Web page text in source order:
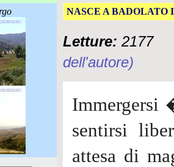
NASCE A BADOLATO
Letture: 2177
dell'autore)
Immergersi
sentirsi
attesa di